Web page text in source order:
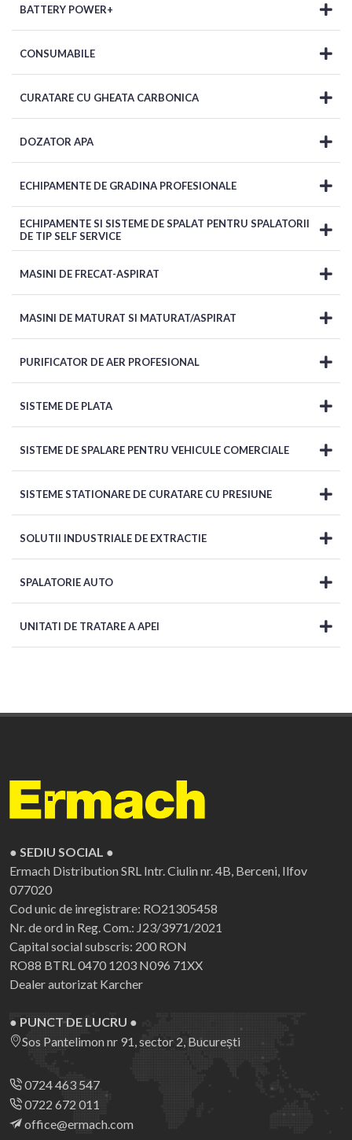
BATTERY POWER+
CONSUMABILE
CURATARE CU GHEATA CARBONICA
DOZATOR APA
ECHIPAMENTE DE GRADINA PROFESIONALE
ECHIPAMENTE SI SISTEME DE SPALAT PENTRU SPALATORII
DE TIP SELF SERVICE
MASINI DE FRECAT-ASPIRAT
MASINI DE MATURAT SI MATURAT/ASPIRAT
PURIFICATOR DE AER PROFESIONAL
SISTEME DE PLATA
SISTEME DE SPALARE PENTRU VEHICULE COMERCIALE
SISTEME STATIONARE DE CURATARE CU PRESIUNE
SOLUTII INDUSTRIALE DE EXTRACTIE
SPALATORIE AUTO
UNITATI DE TRATARE A APEI
● SEDIU SOCIAL ●
Ermach Distribution SRL Intr. Ciulin nr. 4B, Berceni, Ilfov
077020
Cod unic de inregistrare: RO21305458
Nr. de ord in Reg. Com.: J23/3971/2021
Capital social subscris: 200 RON
RO88 BTRL 0470 1203 N096 71XX
Dealer autorizat Karcher
● PUNCT DE LUCRU ●
Sos Pantelimon nr 91, sector 2, București
0724 463 547
0722 672 011
office@ermach.com